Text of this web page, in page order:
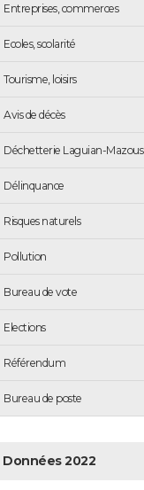
Entreprises, commerces
Ecoles, scolarité
Tourisme, loisirs
Avis de décès
Déchetterie Laguian-Mazous
Délinquance
Risques naturels
Pollution
Bureau de vote
Elections
Référendum
Bureau de poste
Données 2022